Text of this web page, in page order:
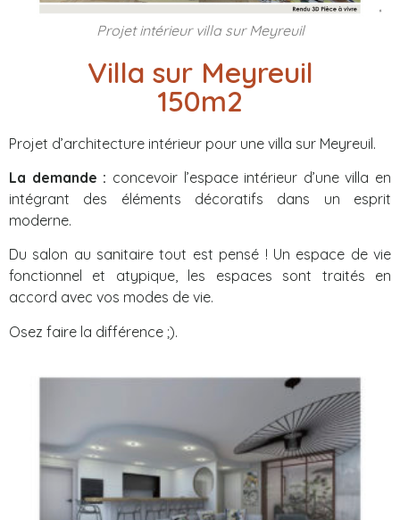
Projet intérieur villa sur Meyreuil
Villa sur Meyreuil
150m2
Projet d’architecture intérieur pour une villa sur Meyreuil.
La demande : concevoir l’espace intérieur d’une villa en
intégrant des éléments décoratifs dans un esprit
moderne.
Du salon au sanitaire tout est pensé ! Un espace de vie
fonctionnel et atypique, les espaces sont traités en
accord avec vos modes de vie.
Osez faire la différence ;).